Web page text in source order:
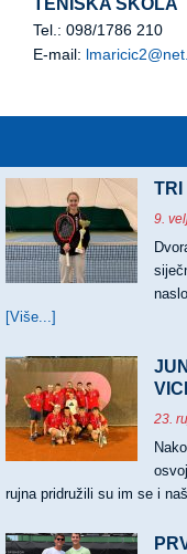
Tel.: 098/1786 210
E-mail:
TRI
9.
[Više...]
NASLOVA
HRVATSKIH
PRVAKA
23.
rujna pridružili su im se i